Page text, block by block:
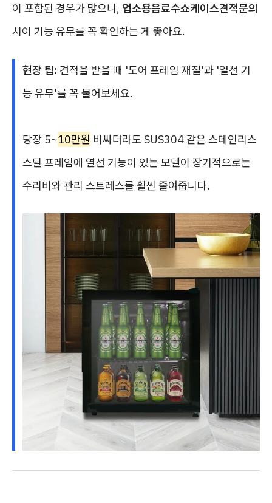
이 포함된 경우가 많으니, 업소용음료수쇼케이스견적문의
시이 기능 유무를 꼭 확인하는 게 좋아요.
현장 팁: 견적을 받을 때 '도어 프레임 재질'과 '열선 기
능 유무'를 꼭 물어보세요.
당장 5~10만원 비싸더라도 SUS304 같은 스테인리스
스틸 프레임에 열선 기능이 있는 모델이 장기적으로는
수리비와 관리 스트레스를 훨씬 줄여줍니다.